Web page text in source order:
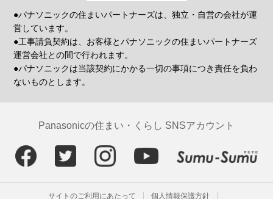
●パナソニックの住まいパートナーズは、独立・自営の会社が運
営しています。
●工事請負契約は、お客様とパナソニックの住まいパートナーズ
運営会社との間で行われます。
●パナソニックは当該契約にかかる一切の事項につき責任を負わ
ないものとします。
Panasonicの住まい・くらし SNSアカウント
サイトのご利用にあたって 個人情報保護方針